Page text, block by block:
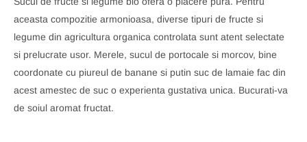
aceasta compozitie armonioasa, diverse tipuri de fructe si
legume din agricultura organica controlata sunt atent selectate
si prelucrate usor. Merele, sucul de portocale si morcov, bine
coordonate cu piureul de banane si putin suc de lamaie fac din
acest amestec de suc o experienta gustativa unica. Bucurati-va
de soiul aromat fructat.